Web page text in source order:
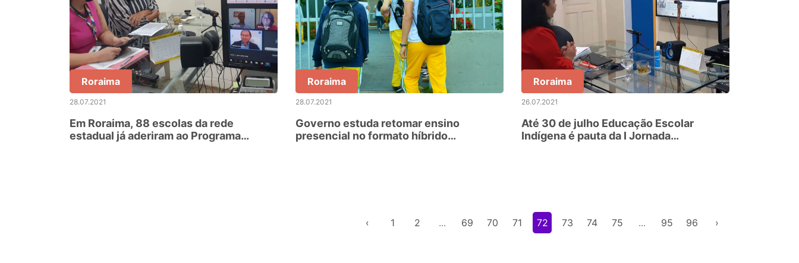
Roraima
28.07.2021
Em Roraima, 88 escolas da rede
estadual já aderiram ao Programa
Roraima
28.07.2021
Governo estuda retomar ensino
presencial no formato híbrido
Roraima
26.07.2021
Até 30 de julho Educação Escolar
Indígena é pauta da I Jornada
‹ 1 2 ... 69 70 71 72 73 74 75 ... 95 96 ›